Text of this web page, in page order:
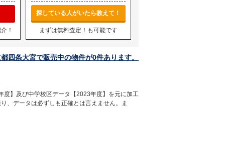
！
探している人がいたら教えて！
まずは無料査定！も可能です
四条大宮で販売中の物件が0件あります。
度】及び中学校区データ【2023年度】を元に加工
、データは必ずしも正確とは言えません。ま